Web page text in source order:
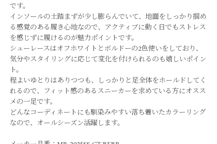
です。
インソールの土踏まずが少し膨らんでいて、地面をしっかり掴め
る感覚のある履き心地なので、アクティブに動く日でもストレス
を感じずに履けるのが魅力ポイントです。
シューレースはオフホワイトとボルドーの2色使いをしており、
気分やスタイリングに応じて変化を付けられるのも嬉しいポイン
ト。
程よいゆとりはありつつも、しっかりと足全体をホールドしてく
れるので、フィット感のあるスニーカーを求めている方にオスス
メの一足です。
どんなコーディネートにも馴染みやすい落ち着いたカラーリング
なので、オールシーズン活躍します。